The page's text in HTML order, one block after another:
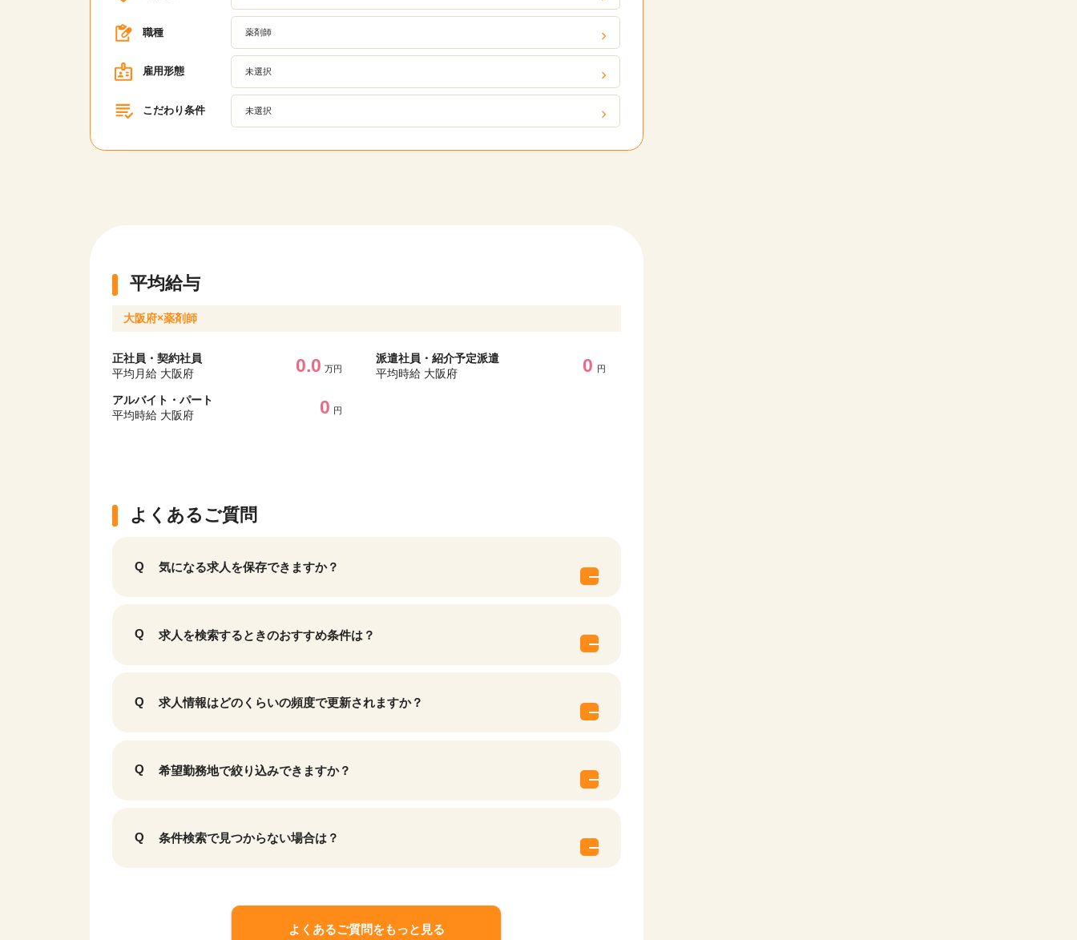
職種 薬剤師
雇用形態 未選択
こだわり条件 未選択
平均給与
大阪府×薬剤師
正社員・契約社員
平均月給 大阪府
0.0 万円
派遣社員・紹介予定派遣
平均時給 大阪府
0 円
アルバイト・パート
平均時給 大阪府
0 円
よくあるご質問
気になる求人を保存できますか？
求人を検索するときのおすすめ条件は？
求人情報はどのくらいの頻度で更新されますか？
希望勤務地で絞り込みできますか？
条件検索で見つからない場合は？
よくあるご質問をもっと見る